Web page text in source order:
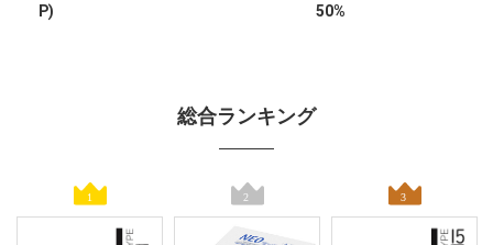
P)
50%
総合ランキング